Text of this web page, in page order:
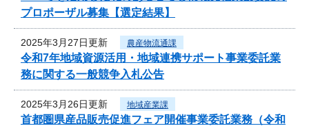
プロポーザル募集【選定結果】
2025年3月27日更新 農産物流通課
令和7年地域資源活用・地域連携サポート事業委託業
務に関する一般競争入札公告
2025年3月26日更新 地域産業課
首都圏県産品販売促進フェア開催事業委託業務（令和